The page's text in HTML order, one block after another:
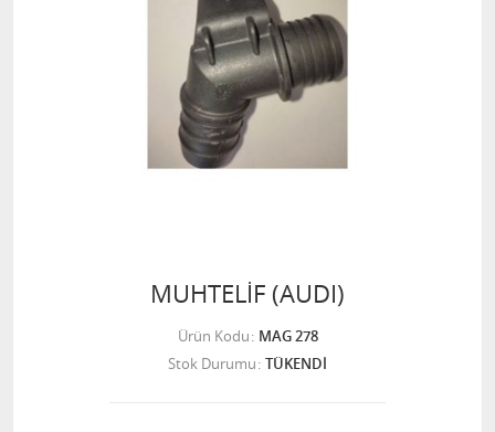
MUHTELİF (AUDI)
Ürün Kodu MAG 278
Stok Durumu TÜKENDİ